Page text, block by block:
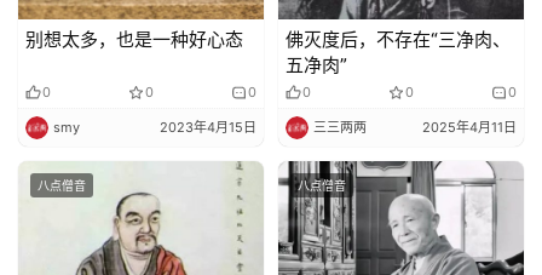
别想太多，也是一种好心态
0 0 0
smy 2023年4月15日
佛灭度后，不存在“三净肉、
五净肉”
0 0 0
三三两两 2025年4月11日
八点僧音 八点僧音